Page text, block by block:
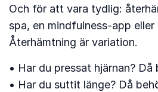
Och för att vara tydlig:
spa, en mindfulness-app eller
Återhämtning är variation.
• Har du pressat hjärnan? Då
• Har du suttit länge? Då